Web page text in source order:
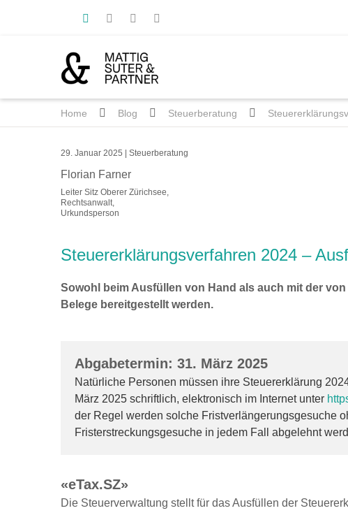
Home Blog Steuerberatung
29. Januar 2025 Steuerberatung
Florian Farner
Leiter Sitz Oberer Zürichsee,
Rechtsanwalt,
Urkundsperson
Steuererklärungsverfahren 2024 –
Sowohl beim Ausfüllen von Hand als auch mit der
Belege bereitgestellt werden.
Abgabetermin: 31. März 2025
Natürliche Personen müssen ihre Steuererklärung
März 2025 schriftlich, elektronisch im Internet unter
der Regel werden solche Fristverlängerungsgesuche
Fristerstreckungsgesuche in jedem Fall abgelehnt
«eTax.SZ»
Die Steuerverwaltung stellt für das Ausfüllen der